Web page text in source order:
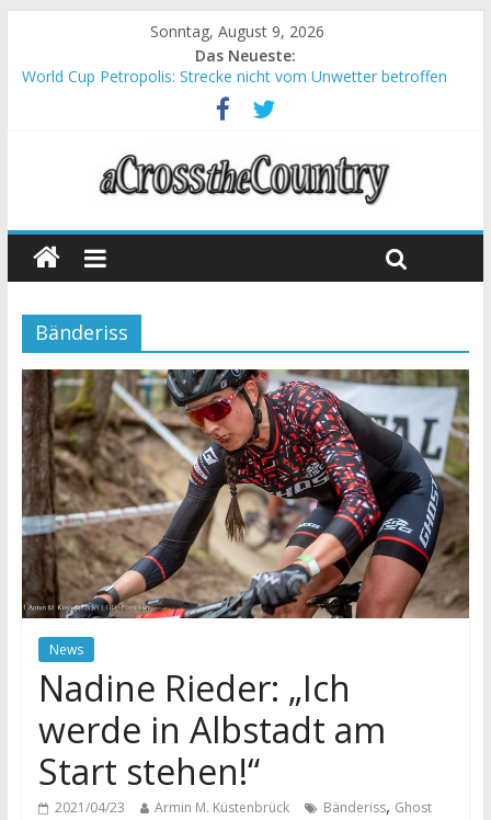
Sonntag, August 9, 2026
Das Neueste:
World Cup Petropolis: Strecke nicht vom Unwetter betroffen
Krumbach und Obergessertshausen: Mountainbike-Bundesliga
Supercup Massi Banyoles: Siege für Carod und Richards
Halbzeit beim Andalucia Bike Race: Weltmeister Seewald führt
Chelva: Schweizer Doppelsieg beim ersten XCO-Rennen der
Bänderiss
News
Nadine Rieder: „Ich
werde in Albstadt am
Start stehen!“
2021/04/23 Armin M. Küstenbrück Bänderiss, Ghost